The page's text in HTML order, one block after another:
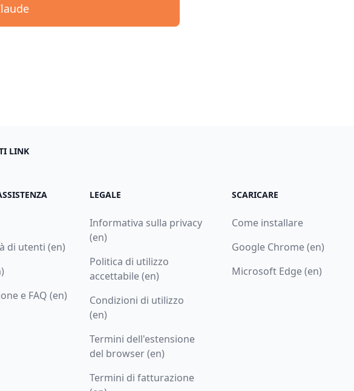
LINK
di utenti (en)
e FAQ (en)
LEGALE
Informativa sulla privacy
(en)
Politica di utilizzo
accettabile (en)
Condizioni di utilizzo
(en)
Termini dell'estensione
del browser (en)
Termini di fatturazione
SCARICARE
Come installare
Google Chrome (en)
Microsoft Edge (en)